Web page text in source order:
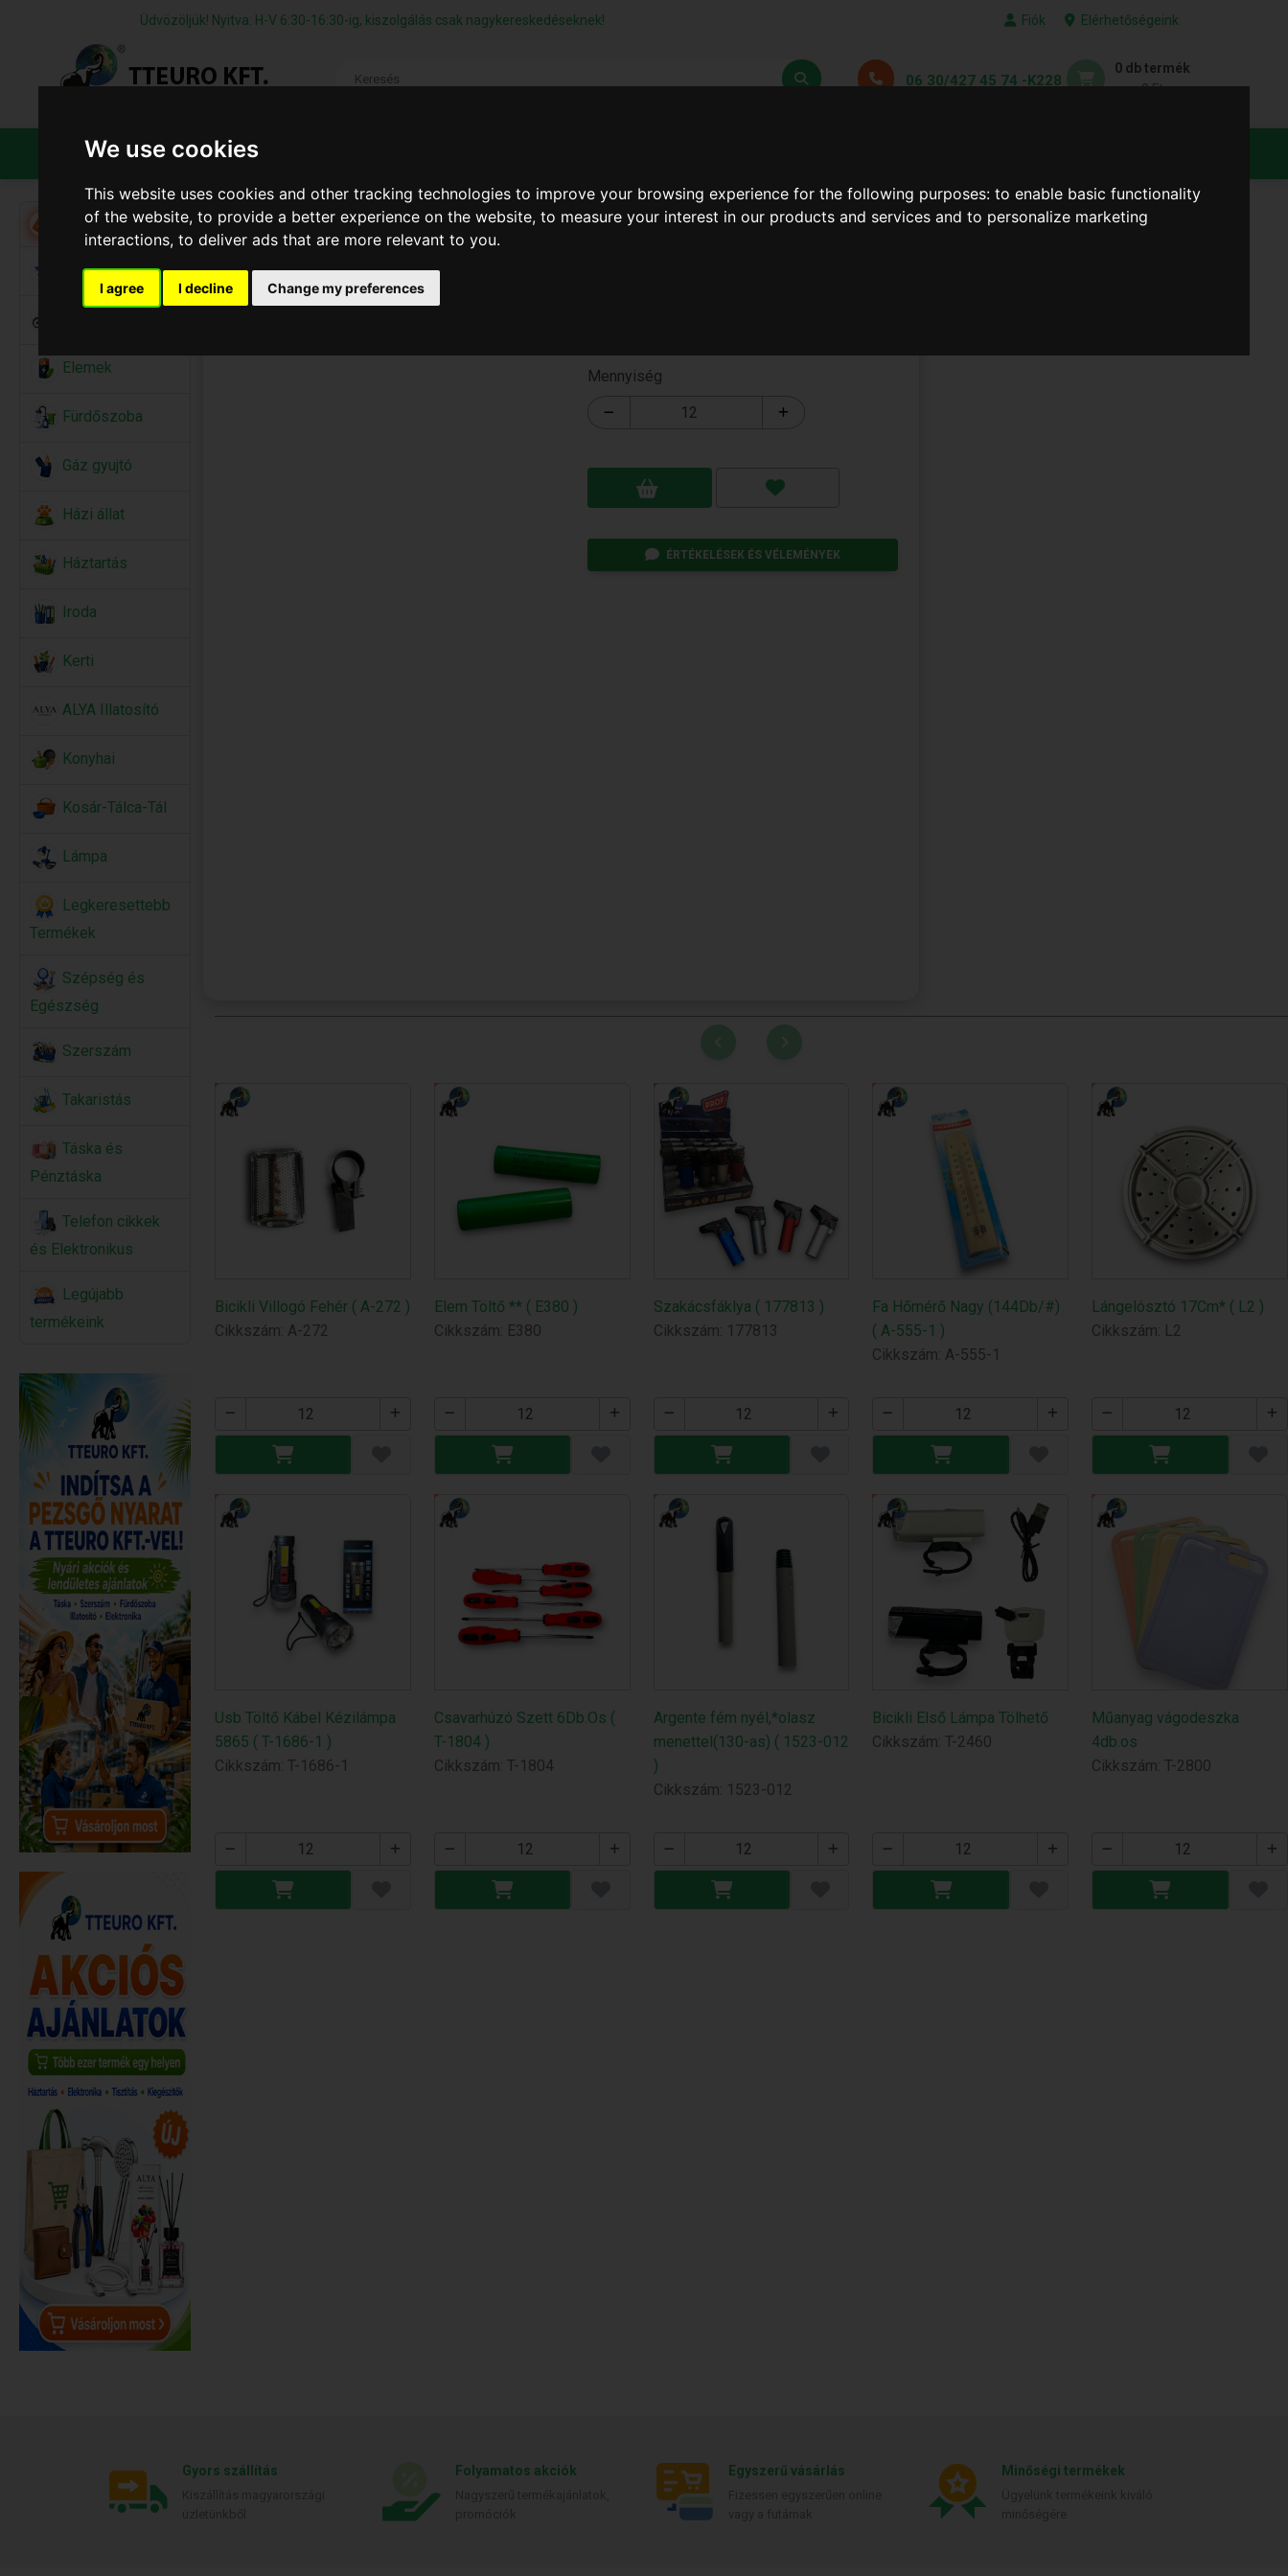
We use cookies
This website uses cookies and other tracking technologies to improve your browsing experience for the following purposes:to enable basic functionality
of the website,to provide a better experience on the website,to measure your interest in our products and services and to personalize marketing
interactions,to deliver ads that are more relevant to you.
I agree I decline Change my preferences
Üdvözöljük! Nyitva: H-V 6:30-16:30-ig, kiszolgálás csak nagykereskedéseknek! Fiók Elérhetőségeink
06 30/427 45 74 -K228
0 db termék
0 Ft
TERMÉKEK
Akció
Alkalmi Kellékek
Elemek
Fürdőszoba
Gáz gyujtó
Házi állat
Háztartás
Iroda
Kerti
ALYA Illatosító
Konyhai
Kosár-Tálca-Tál
Lámpa
Legkeresettebb
Termékek
Szépség és
Egészség
Szerszám
Takaristás
Táska és
Pénztáska
Telefon cikkek
és Elektronikus
Legújabb
termékeink
Mennyiség
ÉRTÉKELÉSEK ÉS VÉLEMÉNYEK
Bicikli Villogó Fehér ( A-272 )
Cikkszám: A-272
Elem Töltő ** ( E380 )
Cikkszám: E380
Szakácsfáklya ( 177813 )
Cikkszám: 177813
Fa Hőmérő Nagy (144Db/#)
( A-555-1 )
Cikkszám: A-555-1
Lángelósztó 17Cm* ( L2 )
Cikkszám: L2
Usb Töltő Kábel Kézilámpa
5865 ( T-1686-1 )
Cikkszám: T-1686-1
Csavarhúzó Szett 6Db.Os (
T-1804 )
Cikkszám: T-1804
Argente fém nyél,*olasz
menettel(130-as) ( 1523-012
)
Cikkszám: 1523-012
Bicikli Első Lámpa Tölhető
Cikkszám: T-2460
Műanyag vágodeszka
4db.os
Cikkszám: T-2800
Gyors szállítás Folyamatos akciók Egyszerű vásárlás Minőségi termékek